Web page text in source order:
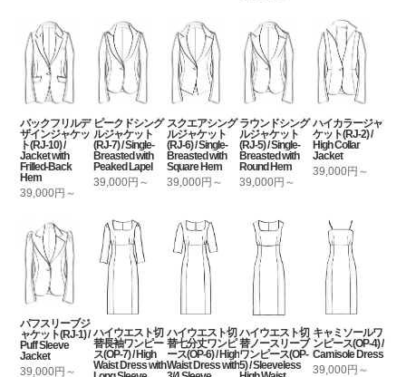
バックフリルデ
ザインジャケッ
ト(RJ-10) /
Jacket with
Frilled-Back
Hem
39,000円～
ピークドシング
ルジャケット
(RJ-7) / Single-
Breasted with
Peaked Lapel
39,000円～
スクエアシング
ルジャケット
(RJ-6) / Single-
Breasted with
Square Hem
39,000円～
ラウンドシング
ルジャケット
(RJ-5) / Single-
Breasted with
Round Hem
39,000円～
ハイカラージャ
ケット(RJ-2) /
High Collar
Jacket
39,000円～
パフスリーブジ
ャケット(RJ-1) /
Puff Sleeve
Jacket
39,000円～
ハイウエスト切
替長袖ワンピー
ス(OP-7) / High
Waist Dress with
ハイウエスト切
替七分丈ワンピ
ース(OP-6) / High
Waist Dress with
ハイウエスト切
替ノースリーブ
ワンピース(OP-
5) / Sleeveless
キャミソールワ
ンピース(OP-4) /
Camisole Dress
39,000円～